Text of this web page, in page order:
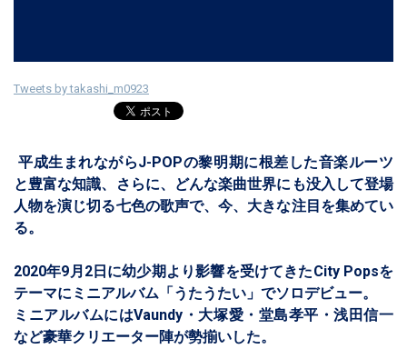
Tweets by takashi_m0923
平成生まれながらJ-POPの黎明期に根差した音楽ルーツ
と豊富な知識、さらに、どんな楽曲世界にも没入して登場
人物を演じ切る七色の歌声で、今、大きな注目を集めてい
る。
2020年9月2日に幼少期より影響を受けてきたCity Popsを
テーマにミニアルバム「うたうたい」でソロデビュー。
ミニアルバムにはVaundy・大塚愛・堂島孝平・浅田信一
など豪華クリエーター陣が勢揃いした。